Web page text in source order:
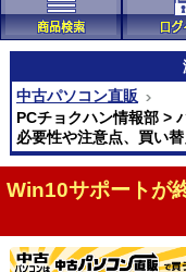
中古パソコン直販
PCチョクハン情報部 >
必要性や注意点、買い
Win10サポートが